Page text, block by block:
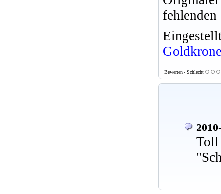
Goldkrone
Bewerten - Schlecht
Toll